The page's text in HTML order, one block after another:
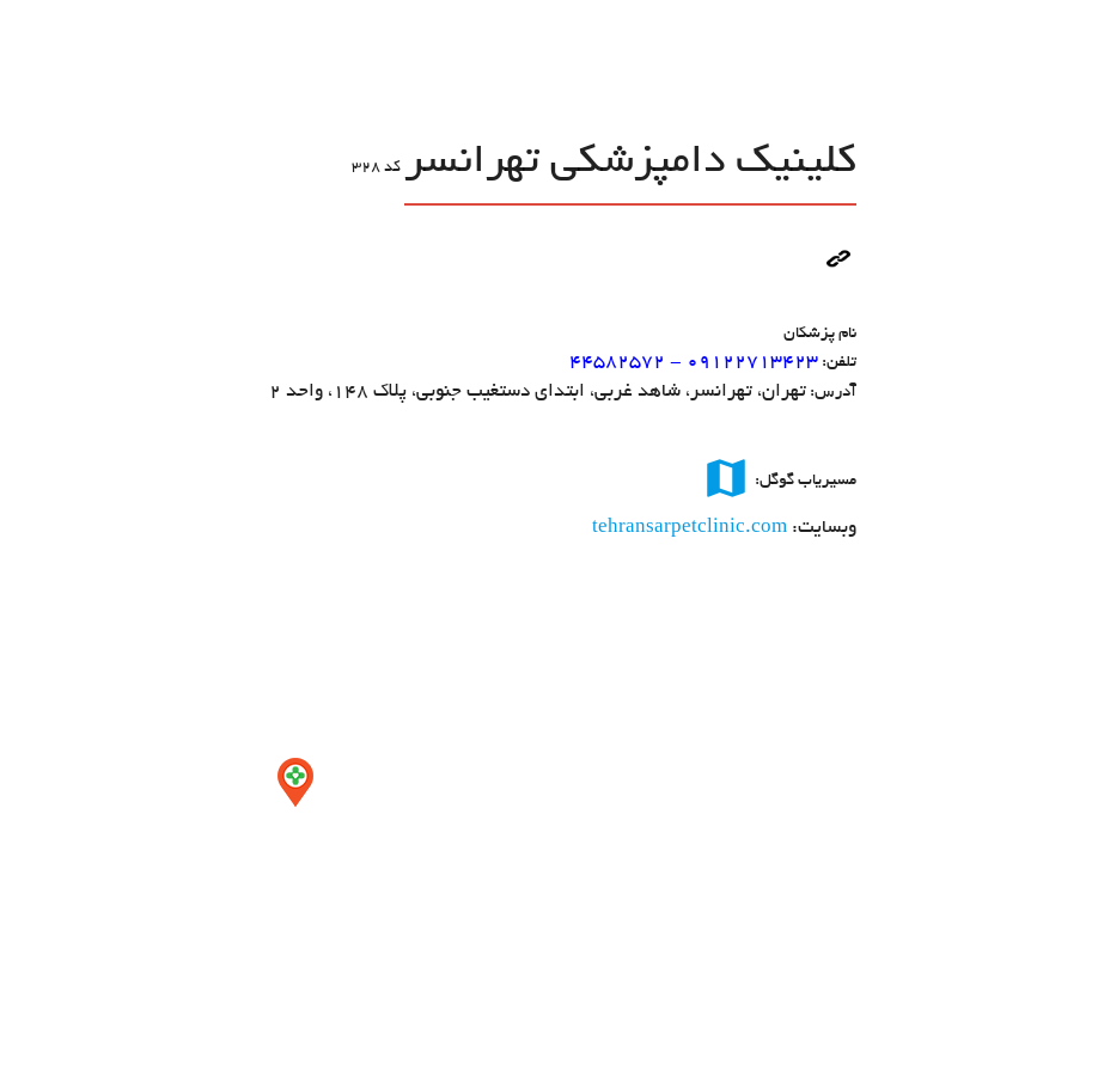
کلینیک دامپزشکی تهرانسر کد 328
نام پزشکان
تلفن: 44582572 - 09122713423
آدرس: تهران، تهرانسر، شاهد غربی، ابتدای دستغیب جنوبی، پلاک 148، واحد 2
مسیریاب گوگل: map
وبسایت: tehransarpetclinic.com